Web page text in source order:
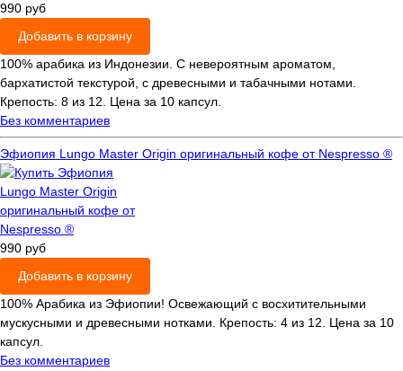
990 руб
Добавить в корзину
100% арабика из Индонезии. С невероятным ароматом,
бархатистой текстурой, с древесными и табачными нотами.
Крепость: 8 из 12. Цена за 10 капсул.
Без комментариев
Эфиопия Lungo Master Origin оригинальный кофе от Nespresso ®
990 руб
Добавить в корзину
100% Арабика из Эфиопии! Освежающий с восхитительными
мускусными и древесными нотками. Крепость: 4 из 12. Цена за 10
капсул.
Без комментариев